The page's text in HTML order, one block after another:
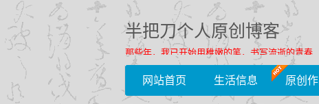
半把刀个人原创博客
那些年，我已开始用稚嫩的笔，书写流逝的青
网站首页 生活信息 原创